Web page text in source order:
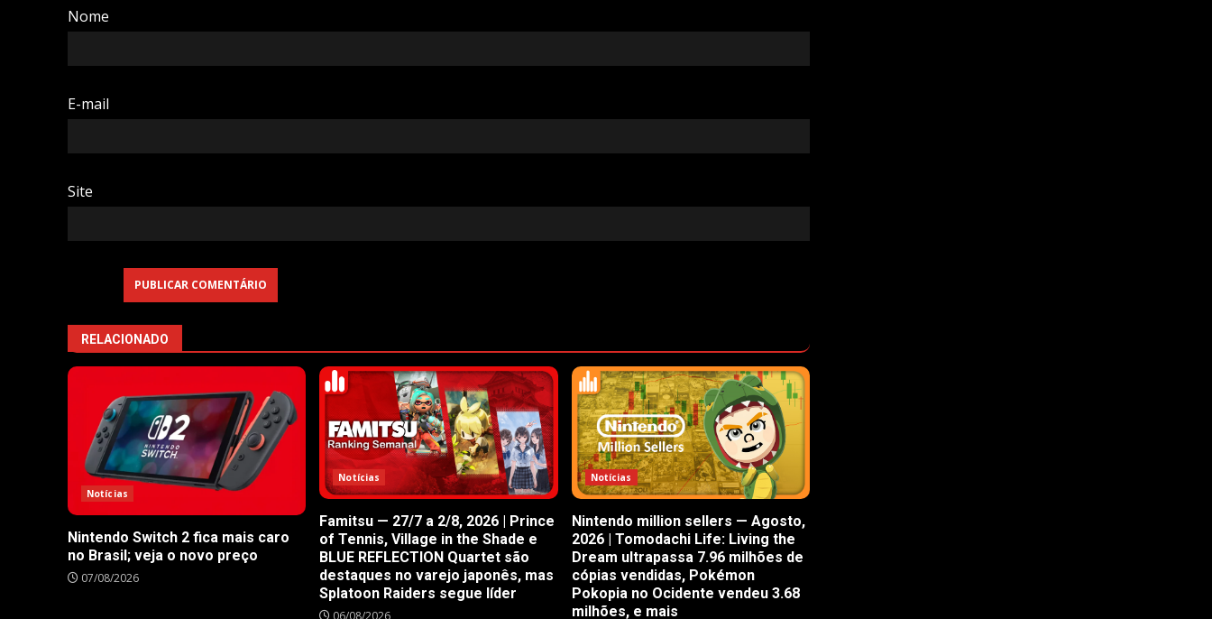
Nome
E-mail
Site
RELACIONADO
Notícias
Nintendo Switch 2 fica mais caro
no Brasil; veja o novo preço
07/08/2026
Notícias
Famitsu — 27/7 a 2/8, 2026 | Prince
of Tennis, Village in the Shade e
BLUE REFLECTION Quartet são
destaques no varejo japonês, mas
Splatoon Raiders segue líder
06/08/2026
Notícias
Nintendo million sellers — Agosto,
2026 | Tomodachi Life: Living the
Dream ultrapassa 7.96 milhões de
cópias vendidas, Pokémon
Pokopia no Ocidente vendeu 3.68
milhões, e mais